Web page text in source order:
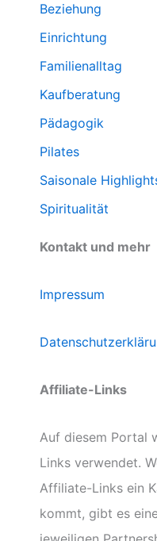
Beziehung
Einrichtung
Familienalltag
Kaufberatung
Pädagogik
Pilates
Saisonale
Spiritualität
Kontakt und mehr
Impressum
Affiliate-Links
Auf diesem Portal
Links verwendet.
Affiliate-Links ein
kommt, gibt es